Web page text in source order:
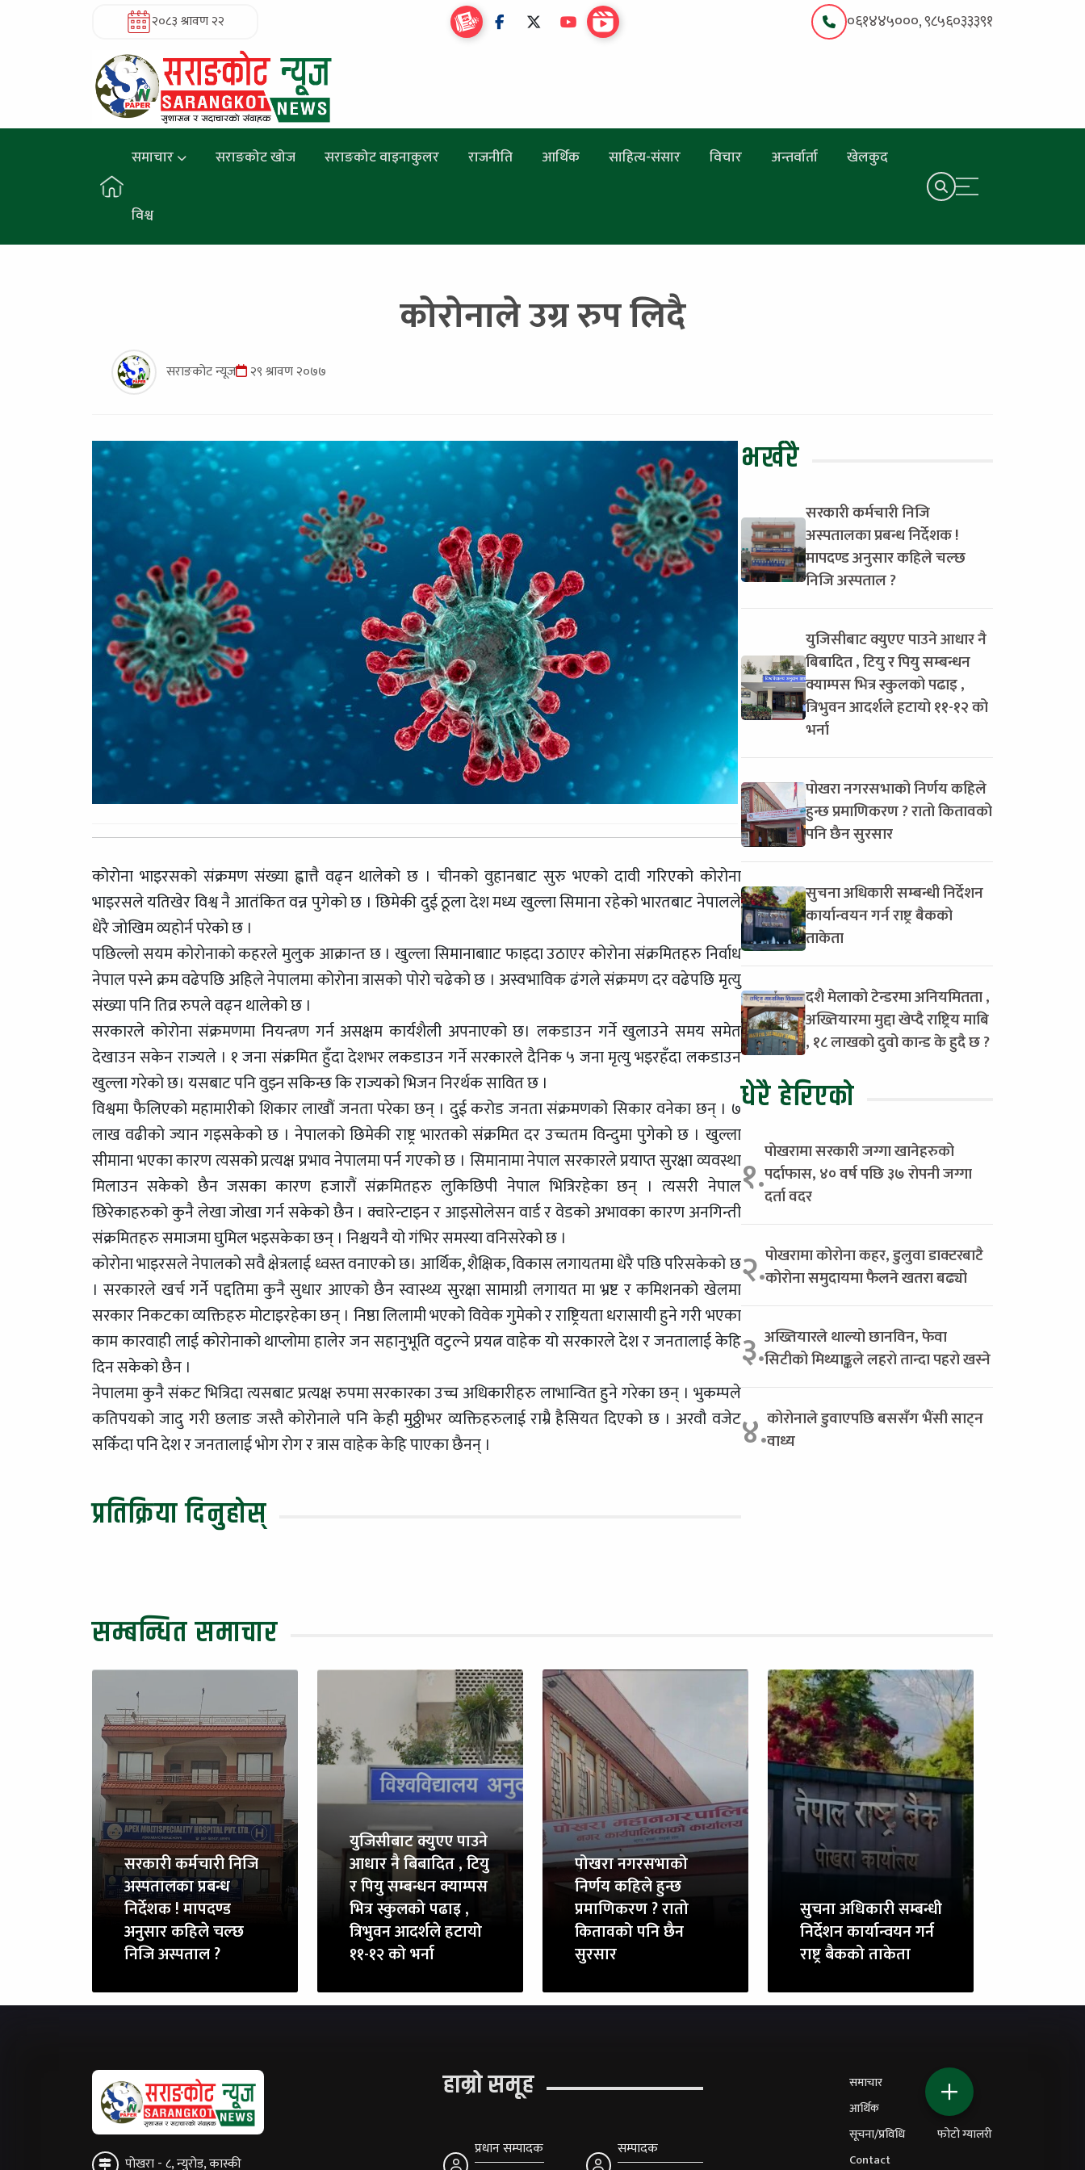
२०८३ श्रावण २२ ०६१४४५०००, ९८५६०३३३९१
समाचार सराङकोट खोज सराङकोट वाइनाकुलर राजनीति आर्थिक साहित्य-संसार विचार अन्तर्वार्ता खेलकुद
विश्व
कोरोनाले उग्र रुप लिदै
सराङकोट न्यूज २९ श्रावण २०७७
कोरोना भाइरसको संक्रमण संख्या ह्वात्तै वढ्न थालेको छ । चीनको वुहानबाट सुरु भएको दावी गरिएको कोरोना
भाइरसले यतिखेर विश्व नै आतंकित वन्न पुगेको छ । छिमेकी दुई ठूला देश मध्य खुल्ला सिमाना रहेको भारतबाट नेपालले
धेरै जोखिम व्यहोर्न परेको छ ।
पछिल्लो सयम कोरोनाको कहरले मुलुक आक्रान्त छ । खुल्ला सिमानाबााट फाइदा उठाएर कोरोना संक्रमितहरु निर्वाध
नेपाल पस्ने क्रम वढेपछि अहिले नेपालमा कोरोना त्रासको पोरो चढेको छ । अस्वभाविक ढंगले संक्रमण दर वढेपछि मृत्यु
संख्या पनि तिव्र रुपले वढ्न थालेको छ ।
सरकारले कोरोना संक्रमणमा नियन्त्रण गर्न असक्षम कार्यशैली अपनाएको छ। लकडाउन गर्ने खुलाउने समय समेत
देखाउन सकेन राज्यले । १ जना संक्रमित हुँदा देशभर लकडाउन गर्ने सरकारले दैनिक ५ जना मृत्यु भइरहँदा लकडाउन
खुल्ला गरेको छ। यसबाट पनि वुझ्न सकिन्छ कि राज्यको भिजन निरर्थक सावित छ ।
विश्वमा फैलिएको महामारीको शिकार लाखौं जनता परेका छन् । दुई करोड जनता संक्रमणको सिकार वनेका छन् । ७
लाख वढीको ज्यान गइसकेको छ । नेपालको छिमेकी राष्ट्र भारतको संक्रमित दर उच्चतम विन्दुमा पुगेको छ । खुल्ला
सीमाना भएका कारण त्यसको प्रत्यक्ष प्रभाव नेपालमा पर्न गएको छ । सिमानामा नेपाल सरकारले प्रयाप्त सुरक्षा व्यवस्था
मिलाउन सकेको छैन जसका कारण हजारौं संक्रमितहरु लुकिछिपी नेपाल भित्रिरहेका छन् । त्यसरी नेपाल
छिरेकाहरुको कुनै लेखा जोखा गर्न सकेको छैन । क्वारेन्टाइन र आइसोलेसन वार्ड र वेडको अभावका कारण अनगिन्ती
संक्रमितहरु समाजमा घुमिल भइसकेका छन् । निश्चयनै यो गंभिर समस्या वनिसरेको छ ।
कोरोना भाइरसले नेपालको सवै क्षेत्रलाई ध्वस्त वनाएको छ। आर्थिक, शैक्षिक, विकास लगायतमा धेरै पछि परिसकेको छ
। सरकारले खर्च गर्ने पद्दतिमा कुनै सुधार आएको छैन स्वास्थ्य सुरक्षा सामाग्री लगायत मा भ्रष्ट र कमिशनको खेलमा
सरकार निकटका व्यक्तिहरु मोटाइरहेका छन् । निष्ठा लिलामी भएको विवेक गुमेको र राष्ट्रियता धरासायी हुने गरी भएका
काम कारवाही लाई कोरोनाको थाप्लोमा हालेर जन सहानुभूति वटुल्ने प्रयत्न वाहेक यो सरकारले देश र जनतालाई केहि
दिन सकेको छैन ।
नेपालमा कुनै संकट भित्रिदा त्यसबाट प्रत्यक्ष रुपमा सरकारका उच्च अधिकारीहरु लाभान्वित हुने गरेका छन् । भुकम्पले
कतिपयको जादु गरी छलाङ जस्तै कोरोनाले पनि केही मुठ्ठीभर व्यक्तिहरुलाई राम्रै हैसियत दिएको छ । अरवौ वजेट
सकिँदा पनि देश र जनतालाई भोग रोग र त्रास वाहेक केहि पाएका छैनन् ।
प्रतिक्रिया दिनुहोस्
भर्खरै
सरकारी कर्मचारी निजि
अस्पतालका प्रबन्ध निर्देशक !
मापदण्ड अनुसार कहिले चल्छ
निजि अस्पताल ?
युजिसीबाट क्युएए पाउने आधार नै
बिबादित , टियु र पियु सम्बन्धन
क्याम्पस भित्र स्कुलको पढाइ ,
त्रिभुवन आदर्शले हटायो ११-१२ को
भर्ना
पोखरा नगरसभाको निर्णय कहिले
हुन्छ प्रमाणिकरण ? रातो कितावको
पनि छैन सुरसार
सुचना अधिकारी सम्बन्धी निर्देशन
कार्यान्वयन गर्न राष्ट्र बैकको
ताकेता
दशै मेलाको टेन्डरमा अनियमितता ,
अख्तियारमा मुद्दा खेप्दै राष्ट्रिय माबि
, १८ लाखको दुवो कान्ड के हुदै छ ?
धेरै हेरिएको
१.पोखरामा सरकारी जग्गा खानेहरुको
पर्दाफास, ४० वर्ष पछि ३७ रोपनी जग्गा
दर्ता वदर
२.पोखरामा कोरोना कहर, डुलुवा डाक्टरबाटै
कोरोना समुदायमा फैलने खतरा बढ्यो
३.अख्तियारले थाल्यो छानविन, फेवा
सिटीको मिथ्याङ्कले लहरो तान्दा पहरो खस्ने
४.कोरोनाले डुवाएपछि बससँग भैंसी साट्न
वाध्य
सम्बन्धित समाचार
सरकारी कर्मचारी निजि
अस्पतालका प्रबन्ध
निर्देशक ! मापदण्ड
अनुसार कहिले चल्छ
निजि अस्पताल ?
युजिसीबाट क्युएए पाउने
आधार नै बिबादित , टियु
र पियु सम्बन्धन क्याम्पस
भित्र स्कुलको पढाइ ,
त्रिभुवन आदर्शले हटायो
११-१२ को भर्ना
पोखरा नगरसभाको
निर्णय कहिले हुन्छ
प्रमाणिकरण ? रातो
कितावको पनि छैन
सुरसार
सुचना अधिकारी सम्बन्धी
निर्देशन कार्यान्वयन गर्न
राष्ट्र बैकको ताकेता
पोखरा - ८, न्युरोड, कास्की
हाम्रो समूह
प्रधान सम्पादक
सम्पादक
समाचार
शिक्षा
आर्थिक
विचार
सूचना/प्रविधि
फोटो ग्यालरी
Contact